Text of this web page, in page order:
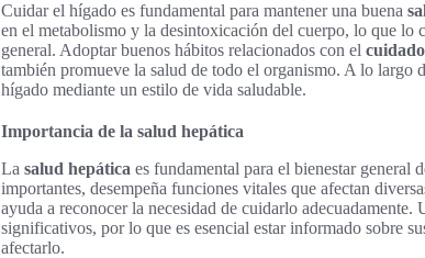
Cuidar el hígado es fundamental para mantener una buena
en el metabolismo y la desintoxicación del cuerpo, lo que lo
general. Adoptar buenos hábitos relacionados con el
también promueve la salud de todo el organismo. A lo largo
hígado mediante un estilo de vida saludable.
Importancia de la salud hepática
La salud hepática es fundamental para el bienestar general
importantes, desempeña funciones vitales que afectan
ayuda a reconocer la necesidad de cuidarlo adecuadamente.
significativos, por lo que es esencial estar informado sobre
afectarlo.